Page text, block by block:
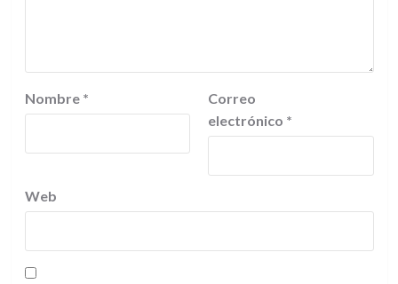
Nombre *
Correo
electrónico *
Web